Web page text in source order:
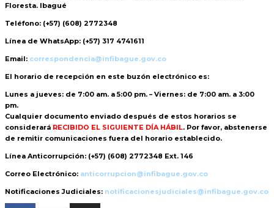
Floresta. Ibagué
Teléfono: (+57) (608) 2772348
Línea de WhatsApp: (+57) 317 4741611
Email: correspondencia@infibague.gov.co
El horario de recepción en este buzón electrónico es:
Lunes a jueves: de 7:00 am. a 5:00 pm. – Viernes: de 7:00 am. a 3:00
pm.
Cualquier documento enviado después de estos horarios se
considerará RECIBIDO EL SIGUIENTE DÍA HÁBIL. Por favor, abstenerse
de remitir comunicaciones fuera del horario establecido.
Línea Anticorrupción: (+57) (608) 2772348 Ext. 146
Correo Electrónico: anticorrupcion@infibague.gov.co
Notificaciones Judiciales: notificacionesjudiciales@infibague.gov.co